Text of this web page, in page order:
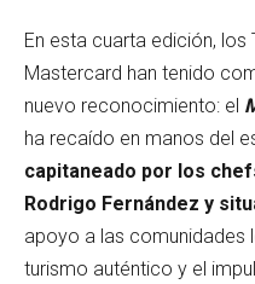
En esta cuarta edición, los
Mastercard han tenido
nuevo reconocimiento: el
ha recaído en manos del
capitaneado por los
Rodrigo Fernández y
apoyo a las comunidades
turismo auténtico y el